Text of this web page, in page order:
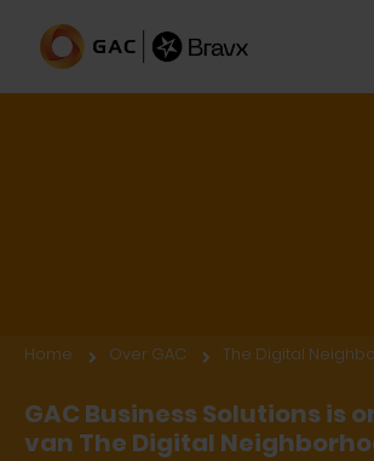
Home Over GAC The Digital
GAC Business Solutions is
van The Digital